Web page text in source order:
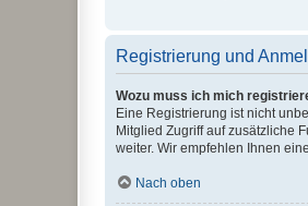
Registrierung und
Wozu muss ich mich
Eine Registrierung ist nicht
Mitglied Zugriff auf zusätzliche
weiter. Wir empfehlen Ihnen
Nach oben